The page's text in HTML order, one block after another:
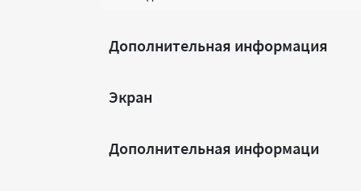
Дополнительная информация
Экран
Дополнительная информаци